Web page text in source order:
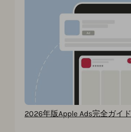
2026年版Apple Ads完全ガイド